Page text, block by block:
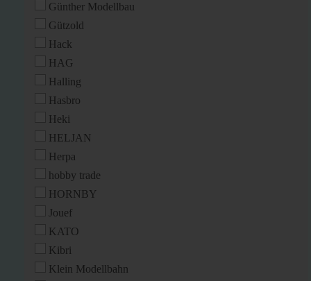
Günther Modellbau
Gützold
Hack
HAG
Halling
Hasbro
Heki
HELJAN
Herpa
hobby trade
HORNBY
Jouef
KATO
Kibri
Klein Modellbahn